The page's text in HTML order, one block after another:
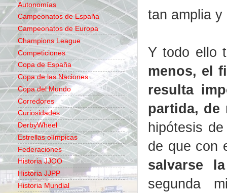
tan amplia y
Y todo ello
menos, el
resulta
partida, de
hipótesis
de que con
salvarse
segunda
Autonomías
Campeonatos de España
Campeonatos de Europa
Champions League
Competiciones
Copa de España
Copa de las Naciones
Copa del Mundo
Corredores
Curiosidades
DerbyWheel
Estrellas olímpicas
Federaciones
Historia JJOO
Historia JJPP
Historia Mundial